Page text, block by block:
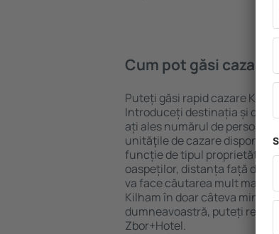
Cum pot găsi cazare
Puteți găsi rapid cazare
Introduceți destinația și
ați ales numărul de
unităţile de cazare
funcție de tipul proprietăţii,
oaspeților, distanța față de
va face căutarea mult mai
Kilham în doar câteva
dumneavoastră, puteți
Zbor+Hotel.